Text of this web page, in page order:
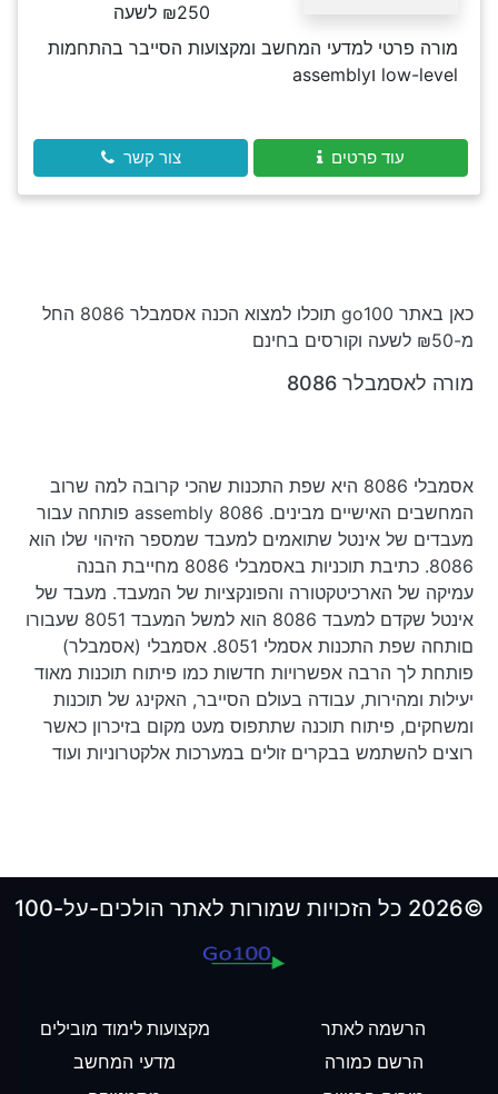
₪250 לשעה
מורה פרטי למדעי המחשב ומקצועות הסייבר בהתחמות
low-level וassembly
עוד פרטים צור קשר
כאן באתר go100 תוכלו למצוא הכנה אסמבלר 8086 החל
מ-₪50 לשעה וקורסים בחינם
מורה לאסמבלר 8086
אסמבלי 8086 היא שפת התכנות שהכי קרובה למה שרוב
המחשבים האישיים מבינים. assembly 8086 פותחה עבור
מעבדים של אינטל שתואמים למעבד שמספר הזיהוי שלו הוא
8086. כתיבת תוכניות באסמבלי 8086 מחייבת הבנה
עמיקה של הארכיטקטורה והפונקציות של המעבד. מעבד של
אינטל שקדם למעבד 8086 הוא למשל המעבד 8051 שעבורו
םותחה שפת התכנות אסמלי 8051. אסמבלי (אסמבלר)
פותחת לך הרבה אפשרויות חדשות כמו פיתוח תוכנות מאוד
יעילות ומהירות, עבודה בעולם הסייבר, האקינג של תוכנות
ומשחקים, פיתוח תוכנה שתתפוס מעט מקום בזיכרון כאשר
רוצים להשתמש בבקרים זולים במערכות אלקטרוניות ועוד
©2026 כל הזכויות שמורות לאתר הולכים-על-100
הרשמה לאתר
הרשם כמורה
מקצועות לימוד מובילים
מדעי המחשב